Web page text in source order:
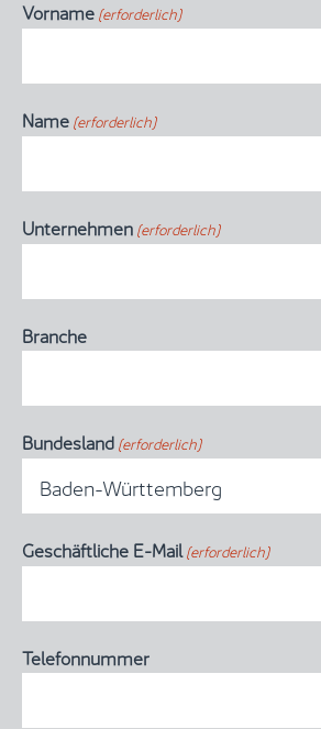
Vorname(erforderlich)
Name(erforderlich)
Unternehmen(erforderlich)
Branche
Bundesland(erforderlich)
Geschäftliche E-Mail(erforderlich)
Telefonnummer